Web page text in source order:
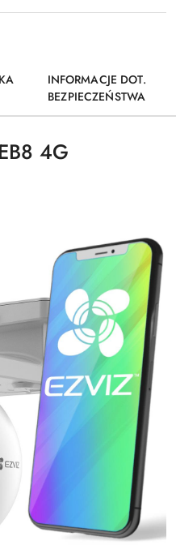
INFORMACJE DOT.
BEZPIECZEŃSTWA
4G